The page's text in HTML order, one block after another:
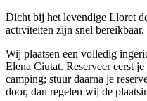
Dicht bij het levendige Lloret
activiteiten zijn snel bereikbaar.
Wij plaatsen een volledig
Elena Ciutat. Reserveer eerst
camping; stuur daarna je
door, dan regelen wij de